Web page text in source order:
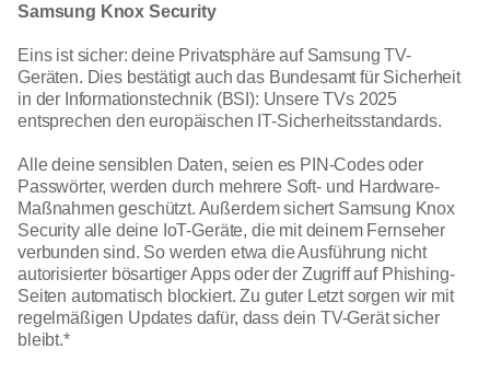
Samsung Knox Security
Eins ist sicher: deine Privatsphäre auf Samsung TV-
Geräten. Dies bestätigt auch das Bundesamt für Sicherheit
in der Informationstechnik (BSI): Unsere TVs 2025
entsprechen den europäischen IT-Sicherheitsstandards.
Alle deine sensiblen Daten, seien es PIN-Codes oder
Passwörter, werden durch mehrere Soft- und Hardware-
Maßnahmen geschützt. Außerdem sichert Samsung Knox
Security alle deine IoT-Geräte, die mit deinem Fernseher
verbunden sind. So werden etwa die Ausführung nicht
autorisierter bösartiger Apps oder der Zugriff auf Phishing-
Seiten automatisch blockiert. Zu guter Letzt sorgen wir mit
regelmäßigen Updates dafür, dass dein TV-Gerät sicher
bleibt.*